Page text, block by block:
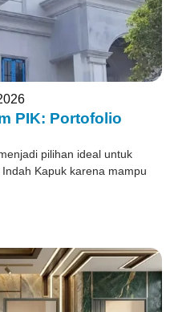
PIK: Portofolio
pilihan ideal untuk
Kapuk karena mampu